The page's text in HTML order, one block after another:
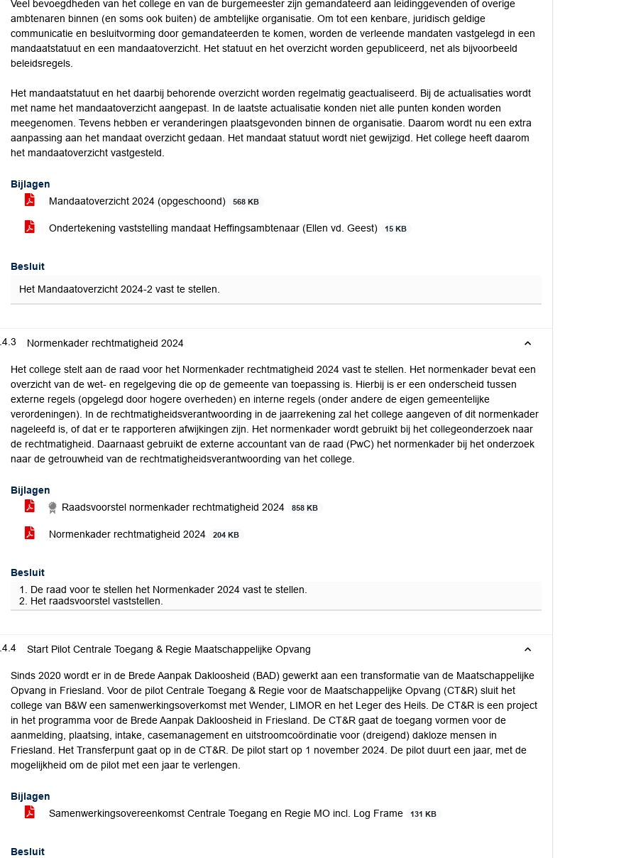
Veel bevoegdheden van het college en van de burgemeester zijn gemandateerd aan leidinggevenden of overige
ambtenaren binnen (en soms ook buiten) de ambtelijke organisatie. Om tot een kenbare, juridisch geldige
communicatie en besluitvorming door gemandateerden te komen, worden de verleende mandaten vastgelegd in een
mandaatstatuut en een mandaatoverzicht. Het statuut en het overzicht worden gepubliceerd, net als bijvoorbeeld
beleidsregels.
Het mandaatstatuut en het daarbij behorende overzicht worden regelmatig geactualiseerd. Bij de actualisaties wordt
met name het mandaatoverzicht aangepast. In de laatste actualisatie konden niet alle punten konden worden
meegenomen. Tevens hebben er veranderingen plaatsgevonden binnen de organisatie. Daarom wordt nu een extra
aanpassing aan het mandaat overzicht gedaan. Het mandaat statuut wordt niet gewijzigd. Het college heeft daarom
het mandaatoverzicht vastgesteld.
Bijlagen
Mandaatoverzicht 2024 (opgeschoond)
568 KB
Ondertekening vaststelling mandaat Heffingsambtenaar (Ellen vd. Geest) 15 KB
Besluit
Het Mandaatoverzicht 2024-2 vast te stellen.
Normenkader rechtmatigheid 2024
Het college stelt aan de raad voor het Normenkader rechtmatigheid 2024 vast te stellen. Het normenkader bevat een
overzicht van de wet- en regelgeving die op de gemeente van toepassing is. Hierbij is er een onderscheid tussen
externe regels (opgelegd door hogere overheden) en interne regels (onder andere de eigen gemeentelijke
verordeningen). In de rechtmatigheidsverantwoording in de jaarrekening zal het college aangeven of dit normenkader
nageleefd is, of dat er te rapporteren afwijkingen zijn. Het normenkader wordt gebruikt bij het collegeonderzoek naar
de rechtmatigheid. Daarnaast gebruikt de externe accountant van de raad (PwC) het normenkader bij het onderzoek
naar de getrouwheid van de rechtmatigheidsverantwoording van het college.
Bijlagen
Raadsvoorstel normenkader rechtmatigheid 2024
858 KB
Normenkader rechtmatigheid 2024 204 KB
Besluit
1. De raad voor te stellen het Normenkader 2024 vast te stellen.
2. Het raadsvoorstel vaststellen.
Start Pilot Centrale Toegang & Regie Maatschappelijke Opvang
Sinds 2020 wordt er in de Brede Aanpak Dakloosheid (BAD) gewerkt aan een transformatie van de Maatschappelijke
Opvang in Friesland. Voor de pilot Centrale Toegang & Regie voor de Maatschappelijke Opvang (CT&R) sluit het
college van B&W een samenwerkingsoverkomst met Wender, LIMOR en het Leger des Heils. De CT&R is een project
in het programma voor de Brede Aanpak Dakloosheid in Friesland. De CT&R gaat de toegang vormen voor de
aanmelding, plaatsing, intake, casemanagement en uitstroomcoördinatie voor (dreigend) dakloze mensen in
Friesland. Het Transferpunt gaat op in de CT&R. De pilot start op 1 november 2024. De pilot duurt een jaar, met de
mogelijkheid om de pilot met een jaar te verlengen.
Bijlagen
Samenwerkingsovereenkomst Centrale Toegang en Regie MO incl. Log Frame
131 KB
Besluit